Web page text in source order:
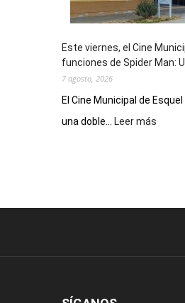
reuniones
y
deportivos
Este viernes, el Cine
funciones de Spider Man:
7 agosto, 2026
El Cine Municipal de
una doble...
Leer más